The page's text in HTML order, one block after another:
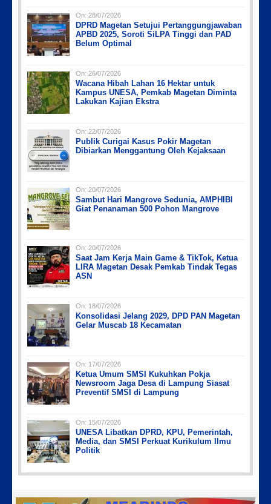
Picsart_23-04-12_11-55-35-604
Picsart_23-04-12_12-24-51-034
Picsart_23-04-02_13-27-26-448
IMG-20191006-WA0043
On: 28/07/2026
DPRD Magetan Setujui Pertanggungjawaban
APBD 2025, Soroti SiLPA Tinggi dan PAD
Belum Optimal
On: 26/07/2026
Wacana Hibah Lahan 16 Hektar untuk
Kampus UNESA, Pemkab Magetan Diminta
Lakukan Kajian Ekstra
On: 22/07/2026
Publik Curigai Kasus Pokir Magetan
Dibiarkan Menggantung Oleh Kejaksaan
On: 20/07/2026
Sambut Hari Mangrove Sedunia, AMPHIBI
Giat Penanaman 500 Pohon Mangrove
On: 20/07/2026
Saat Jam Kerja Main Game & TikTok, Ketua
LIRA Magetan Desak Pemkab Tindak Tegas
ASN
On: 18/07/2026
Konsolidasi Jelang 2029, DPD PAN Magetan
Gelar Muscab 18 Kecamatan
On: 17/07/2026
Ketua Umum SMSI Kukuhkan Pokja
Newsroom Jaga Desa di Lampung Siasat
Preventif SMSI di Lampung
On: 15/07/2026
UNESA Libatkan DPRD, KPU, Pemerintah,
Media, dan SMSI Perkuat Kurikulum Ilmu
Politik